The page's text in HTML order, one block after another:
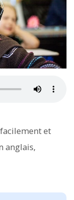
et
anglais,